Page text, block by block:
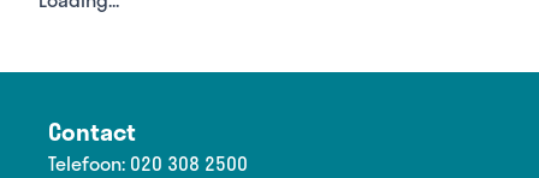
Contact
Telefoon: 020 308 2500